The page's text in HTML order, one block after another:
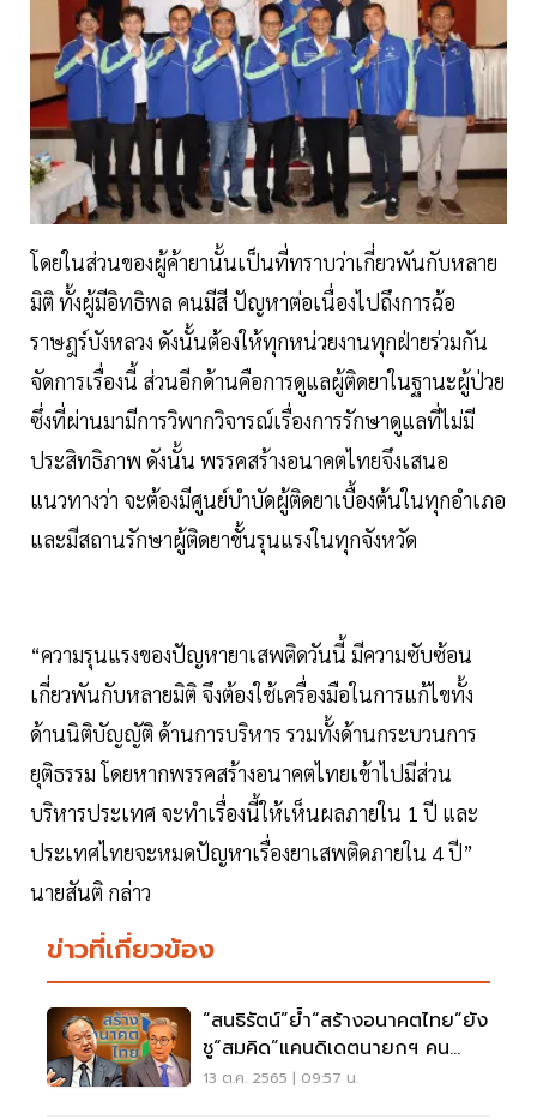
โดยในส่วนของผู้ค้ายานั้นเป็นที่ทราบว่าเกี่ยวพันกับหลาย
มิติ ทั้งผู้มีอิทธิพล คนมีสี ปัญหาต่อเนื่องไปถึงการฉ้อ
ราษฎร์บังหลวง ดังนั้นต้องให้ทุกหน่วยงานทุกฝ่ายร่วมกัน
จัดการเรื่องนี้ ส่วนอีกด้านคือการดูแลผู้ติดยาในฐานะผู้ป่วย
ซึ่งที่ผ่านมามีการวิพากวิจารณ์เรื่องการรักษาดูแลที่ไม่มี
ประสิทธิภาพ ดังนั้น พรรคสร้างอนาคตไทยจึงเสนอ
แนวทางว่า จะต้องมีศูนย์บำบัดผู้ติดยาเบื้องต้นในทุกอำเภอ
และมีสถานรักษาผู้ติดยาขั้นรุนแรงในทุกจังหวัด
“ความรุนแรงของปัญหายาเสพติดวันนี้ มีความซับซ้อน
เกี่ยวพันกับหลายมิติ จึงต้องใช้เครื่องมือในการแก้ไขทั้ง
ด้านนิติบัญญัติ ด้านการบริหาร รวมทั้งด้านกระบวนการ
ยุติธรรม โดยหากพรรคสร้างอนาคตไทยเข้าไปมีส่วน
บริหารประเทศ จะทำเรื่องนี้ให้เห็นผลภายใน 1 ปี และ
ประเทศไทยจะหมดปัญหาเรื่องยาเสพติดภายใน 4 ปี”
นายสันติ กล่าว
ข่าวที่เกี่ยวข้อง
“สนธิรัตน์”ย้ำ“สร้างอนาคตไทย”ยัง
ชู“สมคิด”แคนดิเดตนายกฯ คน
เดียว
13 ต.ค. 2565 | 09:57 น.